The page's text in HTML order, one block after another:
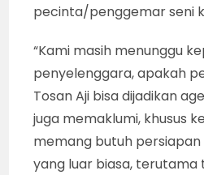
pecinta/penggemar seni
“Kami masih menunggu
penyelenggara, apakah
Tosan Aji bisa dijadikan
juga memaklumi, khusus
memang butuh persiapan
yang luar biasa,